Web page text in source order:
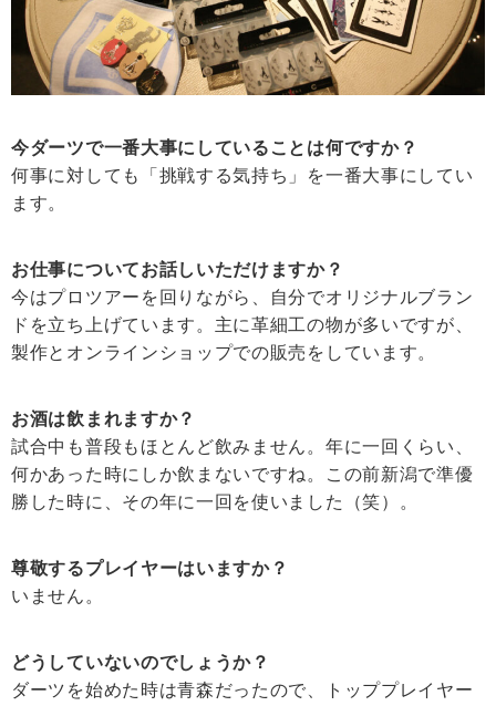
今ダーツで一番大事にしていることは何ですか？
何事に対しても「挑戦する気持ち」を一番大事にしてい
ます。
お仕事についてお話しいただけますか？
今はプロツアーを回りながら、自分でオリジナルブラン
ドを立ち上げています。主に革細工の物が多いですが、
製作とオンラインショップでの販売をしています。
お酒は飲まれますか？
試合中も普段もほとんど飲みません。年に一回くらい、
何かあった時にしか飲まないですね。この前新潟で準優
勝した時に、その年に一回を使いました（笑）。
尊敬するプレイヤーはいますか？
いません。
どうしていないのでしょうか？
ダーツを始めた時は青森だったので、トッププレイヤー